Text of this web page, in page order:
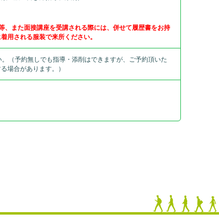
また面接講座を受講される際には、併せて履歴書をお持
用される服装で来所ください。
（予約無しでも指導・添削はできますが、ご予約頂いた
場合があります。）